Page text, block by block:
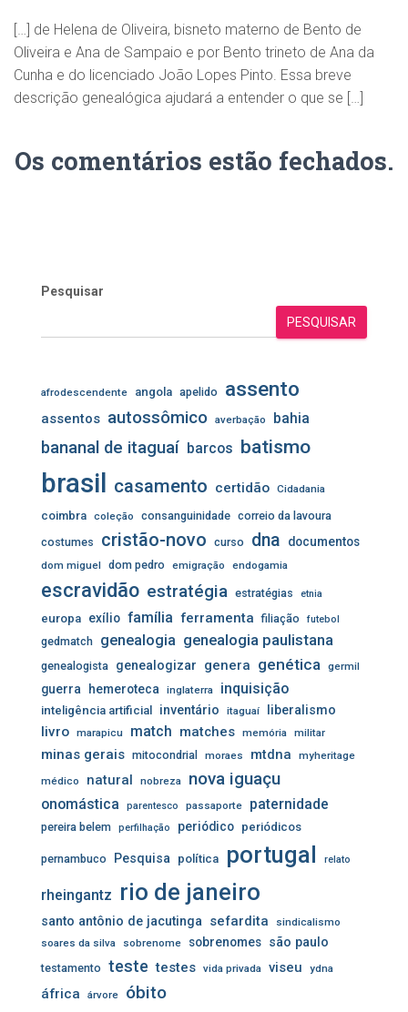
[…] de Helena de Oliveira, bisneto materno de Bento de
Oliveira e Ana de Sampaio e por Bento trineto de Ana da
Cunha e do licenciado João Lopes Pinto. Essa breve
descrição genealógica ajudará a entender o que se […]
Os comentários estão fechados.
Pesquisar
PESQUISAR
afrodescendente angola apelido assento
assentos autossômico averbação bahia
bananal de itaguaí barcos batismo
brasil casamento certidão Cidadania
coimbra coleção consanguinidade correio da lavoura
costumes
cristão-novo curso dna documentos
dom miguel dom pedro emigração endogamia
escravidão estratégia estratégias etnia
europa exílio família ferramenta filiação futebol
gedmatch genealogia genealogia paulistana
genealogista genealogizar genera genética germil
guerra hemeroteca inglaterra inquisição
inteligência artificial inventário itaguaí liberalismo
livro marapicu match matches memória militar
minas gerais mitocondrial moraes mtdna
myheritage
médico
natural nobreza nova iguaçu
onomástica parentesco passaporte paternidade
pereira belem perfilhação periódico periódicos
pernambuco Pesquisa política portugal relato
rheingantz rio de janeiro
santo antônio de jacutinga sefardita
sindicalismo
soares da silva
sobrenome sobrenomes são paulo
testamento teste testes vida privada viseu ydna
áfrica árvore óbito